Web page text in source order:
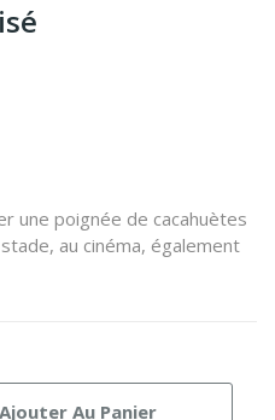
une poignée de cacahuètes
au cinéma, également
Ajouter Au Panier